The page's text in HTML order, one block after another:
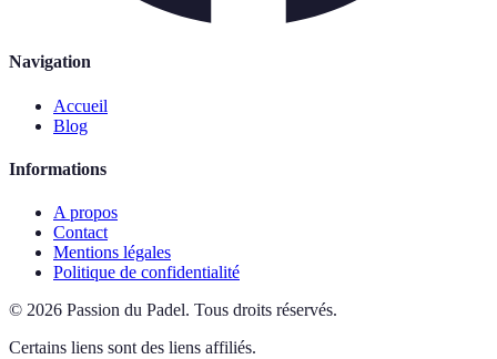
Navigation
Accueil
Blog
Informations
A propos
Contact
Mentions légales
Politique de confidentialité
© 2026 Passion du Padel. Tous droits réservés.
Certains liens sont des liens affiliés.